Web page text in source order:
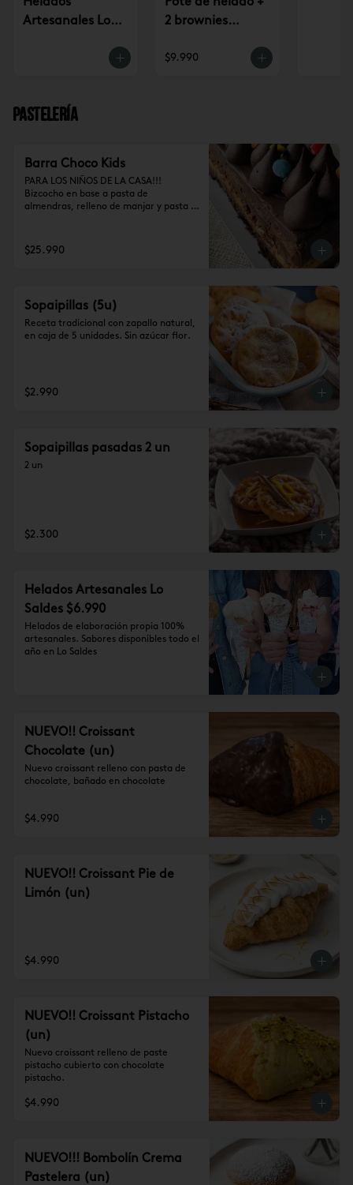
Artesanales Lo
2 brownies
$9.990
Pastelería
Barra Choco Kids
PARA LOS NIÑOS DE LA CASA!!!
Bizcocho en base a pasta de
almendras, relleno de manjar y pasta
$25.990
Sopaipillas (5u)
Receta tradicional con zapallo natural,
en caja de 5 unidades. Sin azúcar flor.
$2.990
Sopaipillas pasadas 2 un
2 un
$2.300
Helados Artesanales Lo
Saldes $6.990
Helados de elaboración propia 100%
artesanales. Sabores disponibles todo el
año en Lo Saldes
NUEVO!! Croissant
Chocolate (un)
Nuevo croissant relleno con pasta de
chocolate, bañado en chocolate
$4.990
NUEVO!! Croissant Pie de
Limón (un)
$4.990
NUEVO!! Croissant Pistacho
(un)
Nuevo croissant relleno de paste
pistacho cubierto con chocolate
pistacho.
$4.990
NUEVO!!! Bombolín Crema
Pastelera (un)